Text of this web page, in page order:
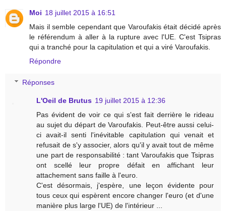
Moi 18 juillet 2015 à 16:51
Mais il semble cependant que Varoufakis était décidé après
le référendum à aller à la rupture avec l'UE. C'est Tsipras
qui a tranché pour la capitulation et qui a viré Varoufakis.
Répondre
Réponses
L'Oeil de Brutus 19 juillet 2015 à 12:36
Pas évident de voir ce qui s'est fait derrière le rideau
au sujet du départ de Varoufakis. Peut-être aussi celui-
ci avait-il senti l'inévitable capitulation qui venait et
refusait de s'y associer, alors qu'il y avait tout de même
une part de responsabilité : tant Varoufakis que Tsipras
ont scellé leur propre défait en affichant leur
attachement sans faille à l'euro.
C'est désormais, j'espère, une leçon évidente pour
tous ceux qui espèrent encore changer l'euro (et d'une
manière plus large l'UE) de l'intérieur ...